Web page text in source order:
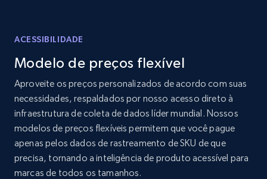
Home Depot US
URL, Domain, Country code, Model number,
Sku, Product id, Product name, Manufacturer,
and more.
2.1K+ 353+ Comece agora
ACESSIBILIDADE
Modelo de preços flexível
Aproveite os preços personalizados de acordo com suas
necessidades, respaldados por nosso acesso direto à
infraestrutura de coleta de dados líder mundial. Nossos
modelos de preços flexíveis permitem que você pague
apenas pelos dados de rastreamento de SKU de que
precisa, tornando a inteligência de produto acessível para
marcas de todos os tamanhos.